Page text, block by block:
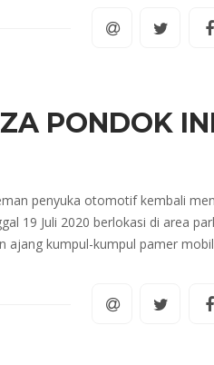
PONDOK
penyuka otomotif kembali
19 Juli 2020 berlokasi di area
ajang kumpul-kumpul pamer